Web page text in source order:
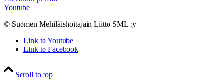
Youtube
© Suomen Mehiläishoitajain Liitto SML ry
Link to Youtube
Link to Facebook
Scroll to top